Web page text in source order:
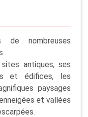
de nombreuses
antiques, ses
et édifices, les
paysages
et vallées